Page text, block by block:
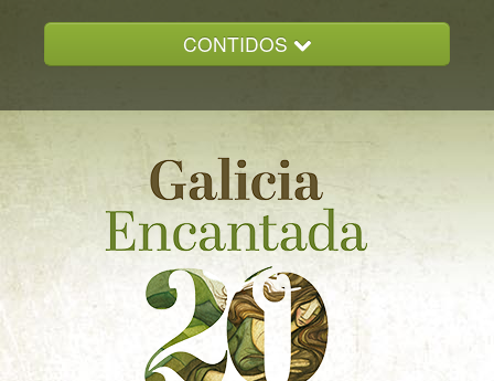
CONTIDOS
GALICIA ENCANTADA
DOCUMENTACION
NOVAS
CONTACTO